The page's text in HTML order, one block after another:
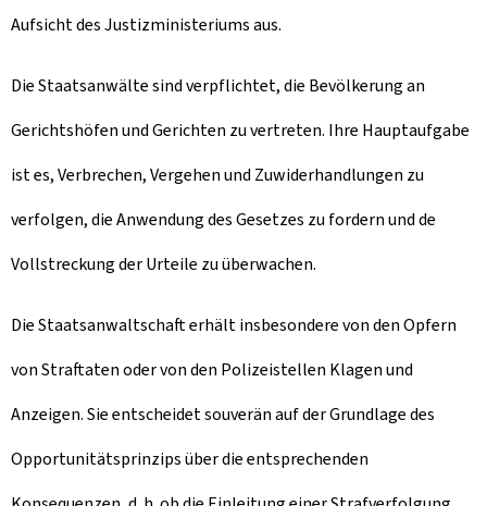
Aufsicht des Justizministeriums aus.
Die Staatsanwälte sind verpflichtet, die Bevölkerung an
Gerichtshöfen und Gerichten zu vertreten. Ihre Hauptaufgabe
ist es, Verbrechen, Vergehen und Zuwiderhandlungen zu
verfolgen, die Anwendung des Gesetzes zu fordern und de
Vollstreckung der Urteile zu überwachen.
Die Staatsanwaltschaft erhält insbesondere von den Opfern
von Straftaten oder von den Polizeistellen Klagen und
Anzeigen. Sie entscheidet souverän auf der Grundlage des
Opportunitätsprinzips über die entsprechenden